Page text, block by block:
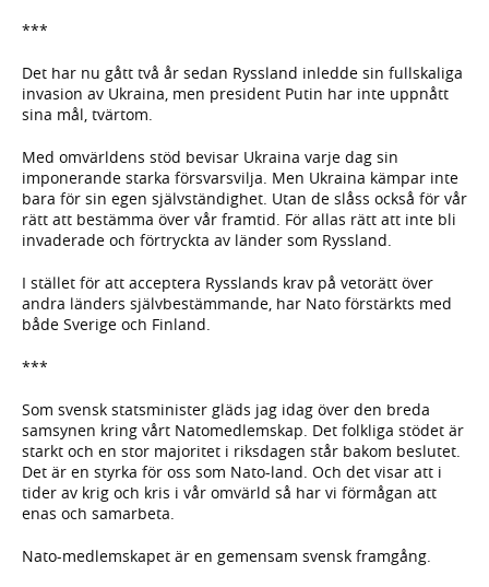
***
Det har nu gått två år sedan Ryssland inledde sin fullskaliga
invasion av Ukraina, men president Putin har inte uppnått
sina mål, tvärtom.
Med omvärldens stöd bevisar Ukraina varje dag sin
imponerande starka försvarsvilja. Men Ukraina kämpar inte
bara för sin egen självständighet. Utan de slåss också för vår
rätt att bestämma över vår framtid. För allas rätt att inte bli
invaderade och förtryckta av länder som Ryssland.
I stället för att acceptera Rysslands krav på vetorätt över
andra länders självbestämmande, har Nato förstärkts med
både Sverige och Finland.
***
Som svensk statsminister gläds jag idag över den breda
samsynen kring vårt Natomedlemskap. Det folkliga stödet är
starkt och en stor majoritet i riksdagen står bakom beslutet.
Det är en styrka för oss som Nato-land. Och det visar att i
tider av krig och kris i vår omvärld så har vi förmågan att
enas och samarbeta.
Nato-medlemskapet är en gemensam svensk framgång.